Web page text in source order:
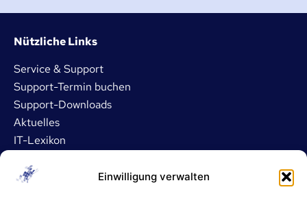
Einwilligung verwalten
Nützliche Links
Service & Support
Support-Termin buchen
Support-Downloads
Aktuelles
IT-Lexikon
Dienstleistungen